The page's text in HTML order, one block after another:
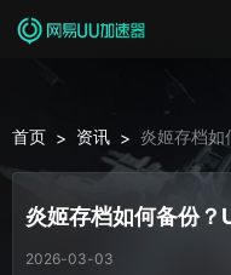
首页 > 资讯 > 炎姬存档如
炎姬存档如何备份？
2026-03-03